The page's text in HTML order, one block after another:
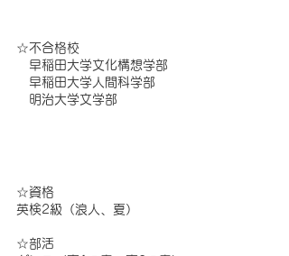
☆不合格校
早稲田大学文化構想学部
早稲田大学人間科学部
明治大学文学部
☆資格
英検2級（浪人、夏）
☆部活